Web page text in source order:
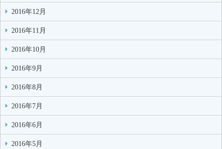
2016年12月
2016年11月
2016年10月
2016年9月
2016年8月
2016年7月
2016年6月
2016年5月